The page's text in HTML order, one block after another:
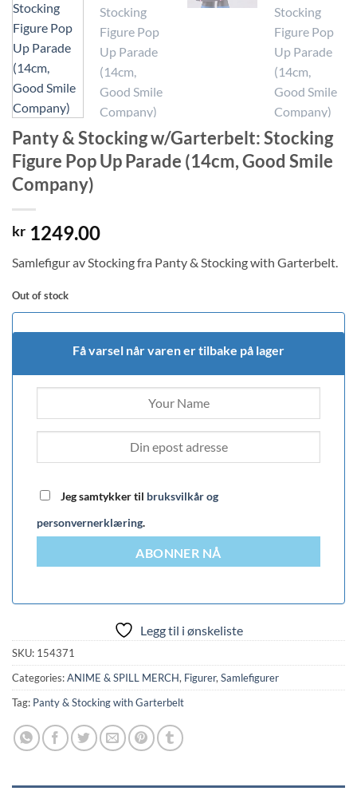
Panty & Stocking w/Garterbelt: Stocking
Figure Pop Up Parade (14cm, Good Smile
Company)
kr 1249.00
Samlefigur av Stocking fra Panty & Stocking with Garterbelt.
Out of stock
Få varsel når varen er tilbake på lager
Jeg samtykker til bruksvilkår og
personvernerklæring.
ABONNER NÅ
Legg til i ønskeliste
SKU: 154371
Categories:ANIME & SPILL MERCH, Figurer, Samlefigurer
Tag: Panty & Stocking with Garterbelt